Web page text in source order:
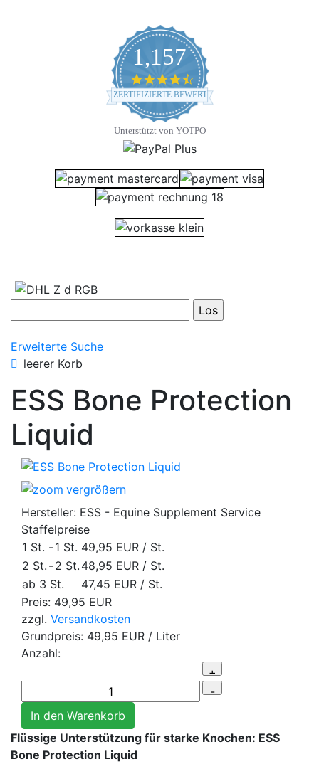
1,157
4.7 star rating
ZERTIFIZIERTE BEWERTUNGEN
Unterstützt von YOTPO
Erweiterte Suche
leerer Korb
ESS Bone Protection
Liquid
vergrößern
Hersteller: ESS - Equine Supplement Service
Staffelpreise
1 St. -1 St. 49,95 EUR / St.
2 St. -2 St. 48,95 EUR / St.
ab 3 St.
47,45 EUR / St.
Preis: 49,95 EUR
zzgl. Versandkosten
Grundpreis: 49,95 EUR / Liter
Anzahl:
Flüssige Unterstützung für starke Knochen: ESS
Bone Protection Liquid